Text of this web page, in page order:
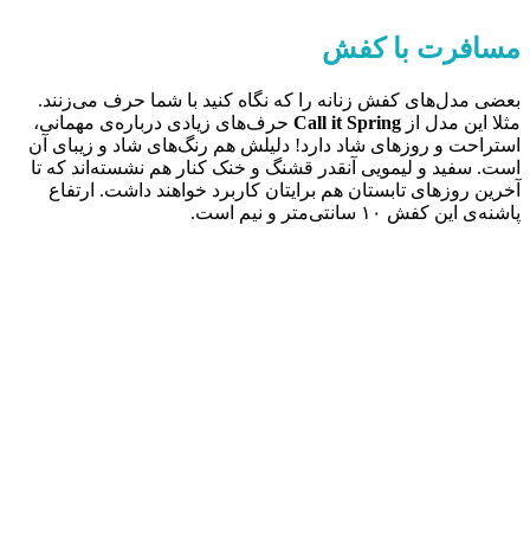
مسافرت با کفش
بعضی مدل‌های کفش زنانه را که نگاه کنید با شما حرف می‌زنند.
مثلا این مدل از Call it Spring حرف‌های زیادی درباره‌ی مهمانی،
استراحت و روزهای شاد دارد! دلیلش هم رنگ‌های شاد و زیبای آن
است. سفید و لیمویی آنقدر قشنگ و خنک کنار هم نشسته‌اند که تا
آخرین‌ روزهای تابستان هم برایتان کاربرد خواهند داشت. ارتفاع
پاشنه‌ی این کفش ۱۰ سانتی‌متر و نیم است.